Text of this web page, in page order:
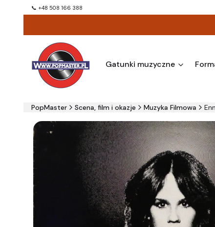
📞 +48 508 166 388
Gatunki muzyczne
PopMaster Scena, film i okazje Muzyka Filmowa